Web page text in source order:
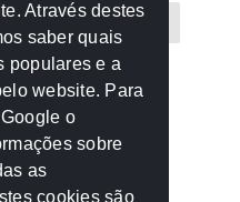
MT MPE-MT
PGE-MT PGR
Através destes
saber quais
populares e a
website. Para
o
sobre
as
cookies são